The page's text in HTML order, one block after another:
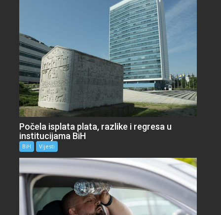
Počela isplata plata, razlike i regresa u
institucijama BiH
BiH Vijesti